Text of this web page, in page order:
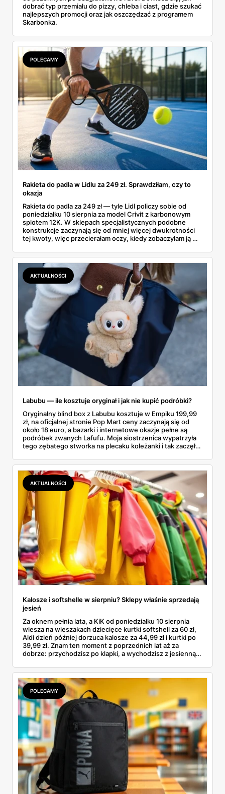
dobrać typ przemiału do pizzy, chleba i ciast, gdzie szukać
najlepszych promocji oraz jak oszczędzać z programem
Skarbonka.
POLECAMY
Rakieta do padla w Lidlu za 249 zł. Sprawdziłam, czy to
okazja
Rakieta do padla za 249 zł — tyle Lidl policzy sobie od
poniedziałku 10 sierpnia za model Crivit z karbonowym
splotem 12K. W sklepach specjalistycznych podobne
konstrukcje zaczynają się od mniej więcej dwukrotności
tej kwoty, więc przecierałam oczy, kiedy zobaczyłam ją w
najszybciej rosnący sport w Polsce: kortów przybywa
lawinowo, a chętnych jeszcze szybciej. Sprawdziłam, co
dokładnie dostajemy za te pieniądze i komu taka rakieta
faktycznie wystarczy.
AKTUALNOŚCI
Labubu — ile kosztuje oryginał i jak nie kupić podróbki?
Oryginalny blind box z Labubu kosztuje w Empiku 199,99
zł, na oficjalnej stronie Pop Mart ceny zaczynają się od
około 18 euro, a bazarki i internetowe okazje pełne są
podróbek zwanych Lafufu. Moja siostrzenica wypatrzyła
tego zębatego stworka na plecaku koleżanki i tak zaczęło
kosztuje i po czym poznać, że sprzedawca nie wciska nam
podróbki. Spisałam wszystko, czego się dowiedziałam —
łącznie z jedną wpadką, o której za chwilę.
AKTUALNOŚCI
Kalosze i softshelle w sierpniu? Sklepy właśnie sprzedają
jesień
Za oknem pełnia lata, a KiK od poniedziałku 10 sierpnia
wiesza na wieszakach dziecięce kurtki softshell za 60 zł,
Aldi dzień później dorzuca kalosze za 44,99 zł i kurtki po
39,99 zł. Znam ten moment z poprzednich lat aż za
dobrze: przychodzisz po klapki, a wychodzisz z jesienną
pojawi się w gazetkach w przyszłym tygodniu i czy jest
sens kupować jesień, zanim skończą się wakacje.
POLECAMY